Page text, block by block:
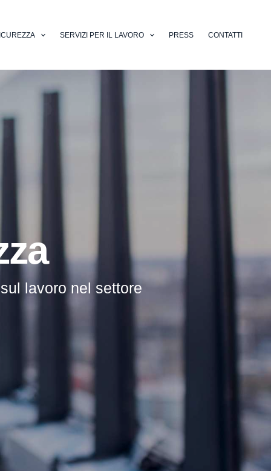
SERVIZI PER IL LAVORO PRESS CONTATTI
lavoro nel settore
nel settore edile.